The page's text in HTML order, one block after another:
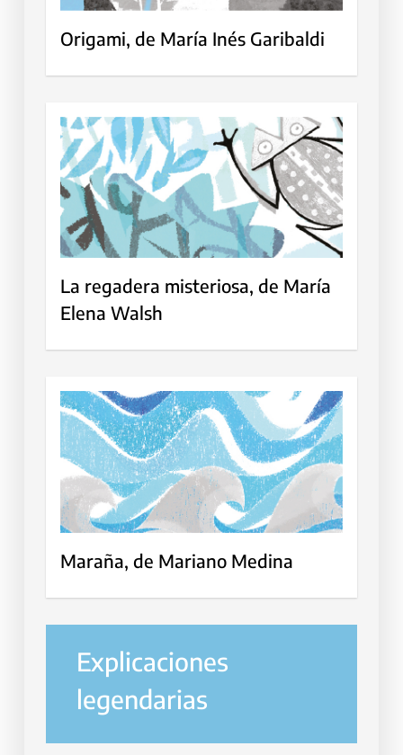
Origami, de María Inés Garibaldi
La regadera misteriosa, de María
Elena Walsh
Maraña, de Mariano Medina
Explicaciones
legendarias